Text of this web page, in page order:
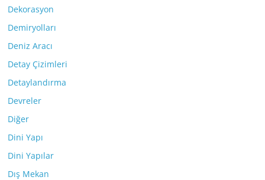
Dekorasyon
Demiryolları
Deniz Aracı
Detay Çizimleri
Detaylandırma
Devreler
Diğer
Dini Yapı
Dini Yapılar
Dış Mekan